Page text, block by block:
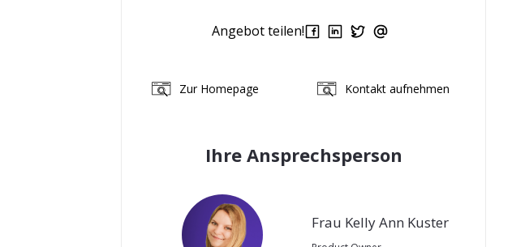
Angebot teilen!
Zur Homepage Kontakt aufnehmen
Ihre Ansprechsperson
Frau Kelly Ann Kuster